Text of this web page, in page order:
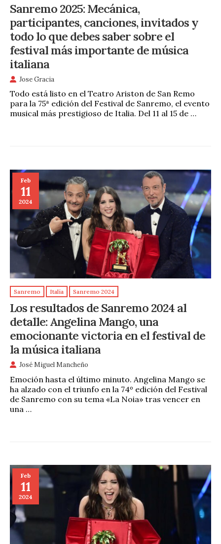
Sanremo 2025: Mecánica,
participantes, canciones, invitados y
todo lo que debes saber sobre el
festival más importante de música
italiana
Jose Gracia
Todo está listo en el Teatro Ariston de San Remo
para la 75ª edición del Festival de Sanremo, el evento
musical más prestigioso de Italia. Del 11 al 15 de …
Feb
11
2024
Sanremo Italia Sanremo 2024
Los resultados de Sanremo 2024 al
detalle: Angelina Mango, una
emocionante victoria en el festival de
la música italiana
José Miguel Mancheño
Emoción hasta el último minuto. Angelina Mango se
ha alzado con el triunfo en la 74º edición del Festival
de Sanremo con su tema «La Noia» tras vencer en
una …
Feb
11
2024